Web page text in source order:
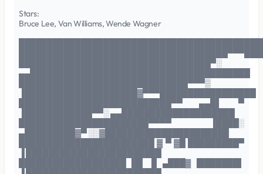
Stars:
Bruce Lee, Van Williams, Wende Wagner
██████████████████████████████████▀░
▄▄███████████████████████████████████████
██████████████████████████████▀▀▀▒
▐████████████████████▓▀▀▀█████████████████
███████████████████████████▀▀ ▄▄█▌ ▀
▐████████████▀▀░ ▄▄████████████████████
███████████████████████▀▀▀▀ ▐████░
▄█████████▓▀ ░░▓██████████████████████
████████████████████████ ▓ ▀ ▓█ █████████▀
███████████████████ ▐█▌ ▐▌ ▄███▓ ▐███████▌